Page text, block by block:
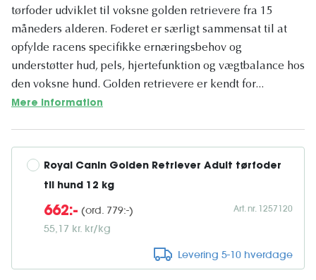
tørfoder udviklet til voksne golden retrievere fra 15
måneders alderen. Foderet er særligt sammensat til at
opfylde racens specifikke ernæringsbehov og
understøtter hud, pels, hjertefunktion og vægtbalance hos
den voksne hund. Golden retrievere er kendt for...
Mere information
Royal Canin Golden Retriever Adult tørfoder
til hund 12 kg
662:- (ord. 779:-)
55,17 kr. kr/kg
Art. nr. 1257120
Levering 5-10 hverdage